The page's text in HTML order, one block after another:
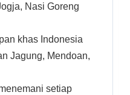
Nasi Goreng
khas Indonesia
Jagung, Mendoan,
setiap